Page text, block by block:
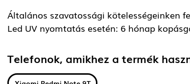
Általános szavatossági kötelességeinken
Led UV nyomtatás esetén: 6 hónap
Telefonok, amikhez a termék